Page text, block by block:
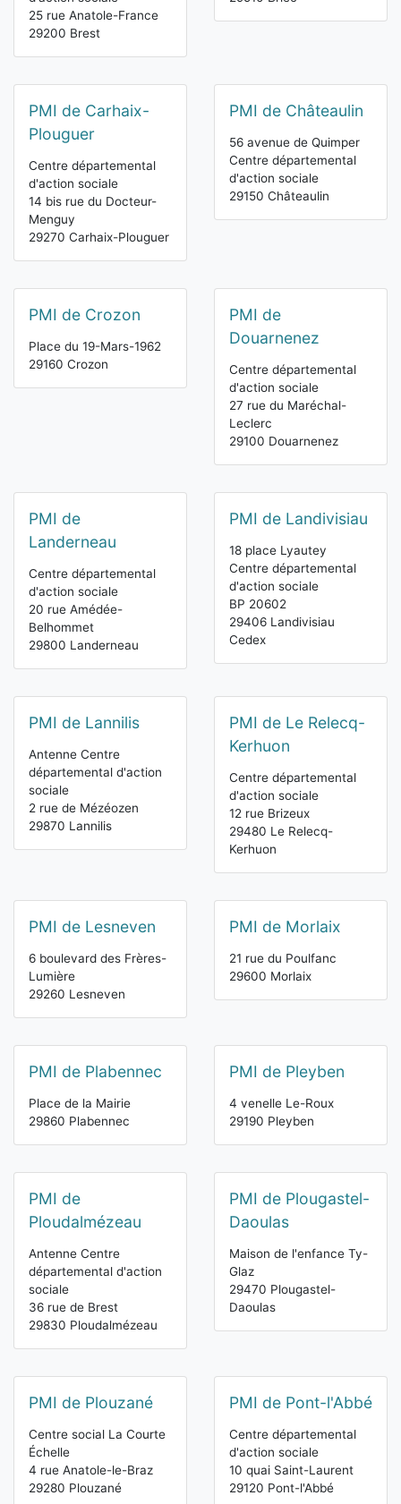
25 rue Anatole-France
29200 Brest
PMI de Carhaix-
Plouguer
Centre départemental
d'action sociale
14 bis rue du Docteur-
Menguy
29270 Carhaix-Plouguer
PMI de Châteaulin
56 avenue de Quimper
Centre départemental
d'action sociale
29150 Châteaulin
PMI de Crozon
Place du 19-Mars-1962
29160 Crozon
PMI de
Douarnenez
Centre départemental
d'action sociale
27 rue du Maréchal-
Leclerc
29100 Douarnenez
PMI de
Landerneau
Centre départemental
d'action sociale
20 rue Amédée-
Belhommet
29800 Landerneau
PMI de Landivisiau
18 place Lyautey
Centre départemental
d'action sociale
BP 20602
29406 Landivisiau
Cedex
PMI de Lannilis
Antenne Centre
départemental d'action
sociale
2 rue de Mézéozen
29870 Lannilis
PMI de Le Relecq-
Kerhuon
Centre départemental
d'action sociale
12 rue Brizeux
29480 Le Relecq-
Kerhuon
PMI de Lesneven
6 boulevard des Frères-
Lumière
29260 Lesneven
PMI de Morlaix
21 rue du Poulfanc
29600 Morlaix
PMI de Plabennec
Place de la Mairie
29860 Plabennec
PMI de Pleyben
4 venelle Le-Roux
29190 Pleyben
PMI de
Ploudalmézeau
Antenne Centre
départemental d'action
sociale
36 rue de Brest
29830 Ploudalmézeau
PMI de Plougastel-
Daoulas
Maison de l'enfance Ty-
Glaz
29470 Plougastel-
Daoulas
PMI de Plouzané
Centre social La Courte
Échelle
4 rue Anatole-le-Braz
29280 Plouzané
PMI de Pont-l'Abbé
Centre départemental
d'action sociale
10 quai Saint-Laurent
29120 Pont-l'Abbé